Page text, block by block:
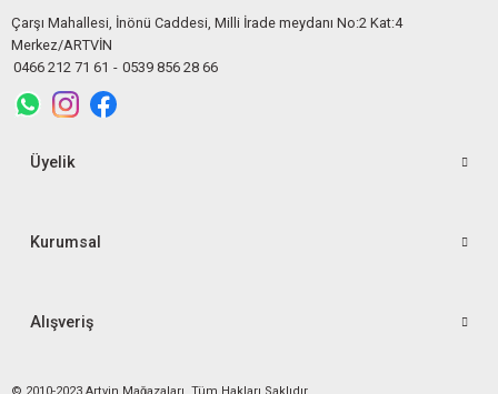
Çarşı Mahallesi, İnönü Caddesi, Milli İrade meydanı No:2 Kat:4
Merkez/ARTVİN
0466 212 71 61 - 0539 856 28 66
Üyelik
Kurumsal
Alışveriş
© 2010-2023 Artvin Mağazaları. Tüm Hakları Saklıdır.